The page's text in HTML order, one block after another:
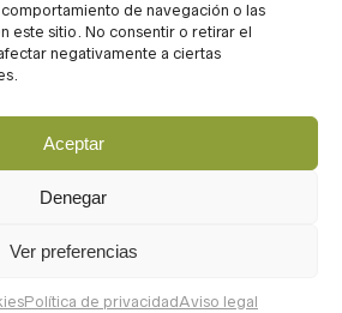
de navegación o las
este sitio. No consentir o retirar el
negativamente a ciertas
Aceptar
Denegar
Ver preferencias
Política de privacidadAviso legal